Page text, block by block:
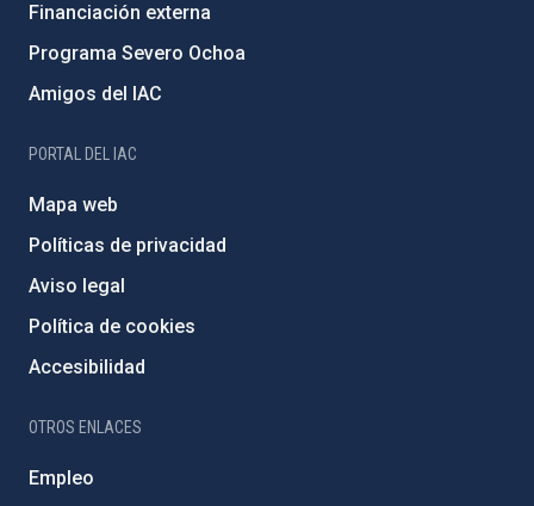
Financiación externa
Programa Severo Ochoa
Amigos del IAC
PORTAL DEL IAC
Mapa web
Políticas de privacidad
Aviso legal
Política de cookies
Accesibilidad
OTROS ENLACES
Empleo